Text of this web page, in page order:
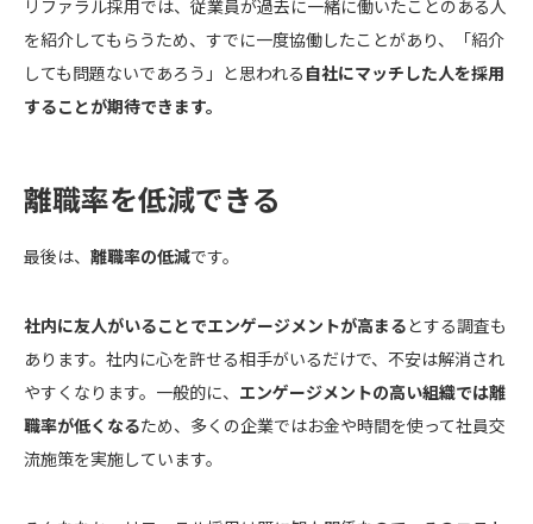
リファラル採用では、従業員が過去に一緒に働いたことのある人
を紹介してもらうため、すでに一度協働したことがあり、「紹介
しても問題ないであろう」と思われる 自社にマッチした人を採用
することが期待できます。
離職率を低減できる
最後は、 離職率の低減です。
社内に友人がいることでエンゲージメントが高まるとする調査も
あります。社内に心を許せる相手がいるだけで、不安は解消され
やすくなります。一般的に、 エンゲージメントの高い組織では離
職率が低くなるため、多くの企業ではお金や時間を使って社員交
流施策を実施しています。